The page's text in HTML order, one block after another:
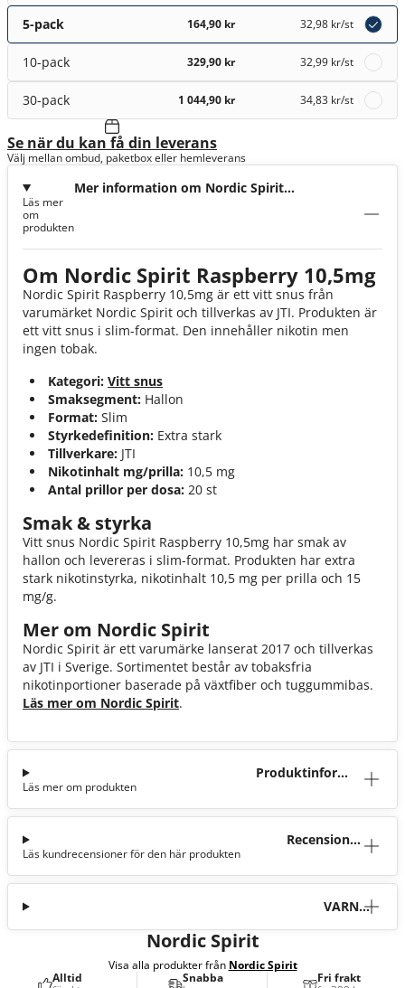
5-pack 164,90 kr 32,98 kr/st
10-pack 329,90 kr 32,99 kr/st
30-pack 1 044,90 kr 34,83 kr/st
Se när du kan få din leverans
Välj mellan ombud, paketbox eller hemleverans
Mer information om Nordic Spirit
Läs mer
om
produkten
Om Nordic Spirit Raspberry 10,5mg
Nordic Spirit Raspberry 10,5mg är ett vitt snus från
varumärket Nordic Spirit och tillverkas av JTI. Produkten är
ett vitt snus i slim-format. Den innehåller nikotin men
ingen tobak.
Kategori: Vitt snus
Smaksegment: Hallon
Format: Slim
Styrkedefinition: Extra stark
Tillverkare: JTI
Nikotinhalt mg/prilla: 10,5 mg
Antal prillor per dosa: 20 st
Smak & styrka
Vitt snus Nordic Spirit Raspberry 10,5mg har smak av
hallon och levereras i slim-format. Produkten har extra
stark nikotinstyrka, nikotinhalt 10,5 mg per prilla och 15
mg/g.
Mer om Nordic Spirit
Nordic Spirit är ett varumärke lanserat 2017 och tillverkas
av JTI i Sverige. Sortimentet består av tobaksfria
nikotinportioner baserade på växtfiber och tuggummibas.
Läs mer om Nordic Spirit.
Produktinforma
Läs mer om produkten
Recensioner
Läs kundrecensioner för den här produkten
VARNI
Nordic Spirit
Visa alla produkter från Nordic Spirit
Alltid
Snabba
Fri frakt